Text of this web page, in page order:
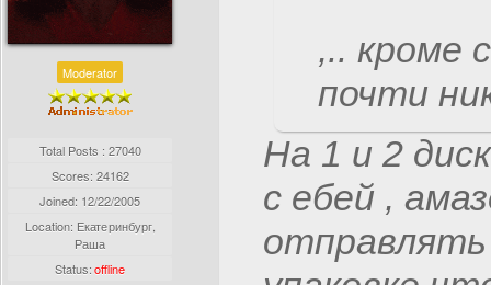
Moderator
Total Posts : 27040
Scores: 24162
Joined: 12/22/2005
Location: Екатеринбург,
Раша
Status:offline
,.. кроме
почти
На 1 и 2
с ебей ,